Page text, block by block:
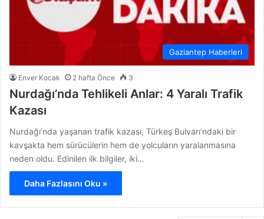
Gaziantep Haberleri
Enver Kocak 2 hafta Önce 3
Nurdağı’nda Tehlikeli Anlar: 4 Yaralı Trafik
Kazası
Nurdağı’nda yaşanan trafik kazası, Türkeş Bulvarı’ndaki bir
kavşakta hem sürücülerin hem de yolcuların yaralanmasına
neden oldu. Edinilen ilk bilgiler, iki…
Daha Fazlasını Oku »